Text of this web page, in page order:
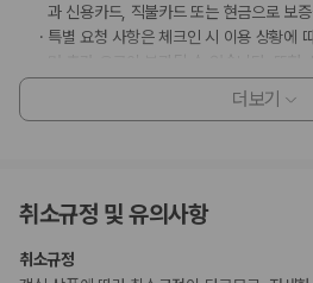
과 신용카드, 직불카드 또는 현금으로 보
특별 요청 사항은 체크인 시 이용 상황에
이 숙박 시설은 현금만 받습니다.
현장 결제 유형 및 수단
현금 결제만 가능한 숙박 시설
더보기
취소규정 및 유의사항
취소규정